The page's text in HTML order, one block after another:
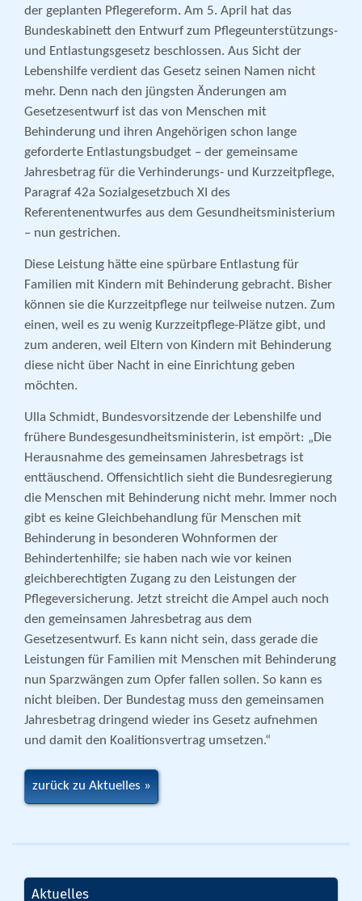
der geplanten Pflegereform. Am 5. April hat das
Bundeskabinett den Entwurf zum Pflegeunterstützungs-
und Entlastungsgesetz beschlossen. Aus Sicht der
Lebenshilfe verdient das Gesetz seinen Namen nicht
mehr. Denn nach den jüngsten Änderungen am
Gesetzesentwurf ist das von Menschen mit
Behinderung und ihren Angehörigen schon lange
geforderte Entlastungsbudget – der gemeinsame
Jahresbetrag für die Verhinderungs- und Kurzzeitpflege,
Paragraf 42a Sozialgesetzbuch XI des
Referentenentwurfes aus dem Gesundheitsministerium
– nun gestrichen.
Diese Leistung hätte eine spürbare Entlastung für
Familien mit Kindern mit Behinderung gebracht. Bisher
können sie die Kurzzeitpflege nur teilweise nutzen. Zum
einen, weil es zu wenig Kurzzeitpflege-Plätze gibt, und
zum anderen, weil Eltern von Kindern mit Behinderung
diese nicht über Nacht in eine Einrichtung geben
möchten.
Ulla Schmidt, Bundesvorsitzende der Lebenshilfe und
frühere Bundesgesundheitsministerin, ist empört: „Die
Herausnahme des gemeinsamen Jahresbetrags ist
enttäuschend. Offensichtlich sieht die Bundesregierung
die Menschen mit Behinderung nicht mehr. Immer noch
gibt es keine Gleichbehandlung für Menschen mit
Behinderung in besonderen Wohnformen der
Behindertenhilfe; sie haben nach wie vor keinen
gleichberechtigten Zugang zu den Leistungen der
Pflegeversicherung. Jetzt streicht die Ampel auch noch
den gemeinsamen Jahresbetrag aus dem
Gesetzesentwurf. Es kann nicht sein, dass gerade die
Leistungen für Familien mit Menschen mit Behinderung
nun Sparzwängen zum Opfer fallen sollen. So kann es
nicht bleiben. Der Bundestag muss den gemeinsamen
Jahresbetrag dringend wieder ins Gesetz aufnehmen
und damit den Koalitionsvertrag umsetzen.“
zurück zu Aktuelles
Aktuelles